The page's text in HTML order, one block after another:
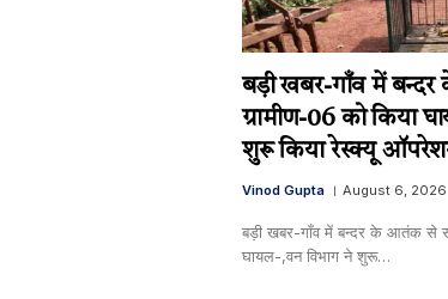
बड़ी खबर-गाँव में
ग्रामीण-06 को किया
शुरू किया रेस्क्यू
Vinod Gupta August 6, 2026
बड़ी खबर-गाँव में बन्दर के आतंक से
घायल-,वन विभाग ने शुरू…